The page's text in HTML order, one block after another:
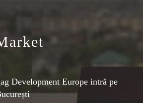
Development Europe intră pe